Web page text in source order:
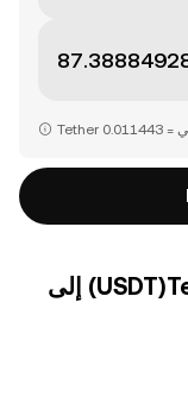
إحصائيات سعر تحويل عملة ‏Tether(‏USDT) إلى